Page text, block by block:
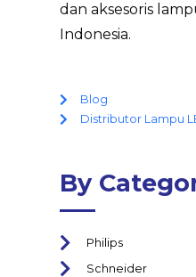
dan aksesoris
Indonesia.
Blog
Distributor Lampu
By
Philips
Schneider